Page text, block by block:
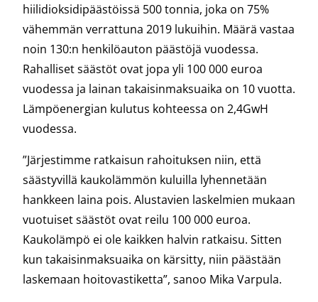
hiilidioksidipäästöissä 500 tonnia, joka on 75%
vähemmän verrattuna 2019 lukuihin. Määrä vastaa
noin 130:n henkilöauton päästöjä vuodessa.
Rahalliset säästöt ovat jopa yli 100 000 euroa
vuodessa ja lainan takaisinmaksuaika on 10 vuotta.
Lämpöenergian kulutus kohteessa on 2,4GwH
vuodessa.
”Järjestimme ratkaisun rahoituksen niin, että
säästyvillä kaukolämmön kuluilla lyhennetään
hankkeen laina pois. Alustavien laskelmien mukaan
vuotuiset säästöt ovat reilu 100 000 euroa.
Kaukolämpö ei ole kaikken halvin ratkaisu. Sitten
kun takaisinmaksuaika on kärsitty, niin päästään
laskemaan hoitovastiketta”, sanoo Mika Varpula.